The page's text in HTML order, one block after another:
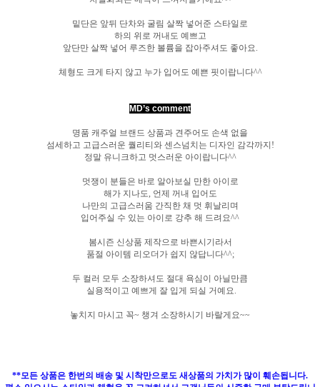
밑단은 앞뒤 단차와 굴림 살짝 넣어준 스타일로
하의 위로 꺼내도 예쁘고
앞단만 살짝 넣어 루즈한 볼륨을 잡아주셔도 좋아요.
체형도 크게 타지 않고 누가 입어도 예쁜 핏이랍니다^^
MD’s comment
명품 캐주얼 브랜드 상품과 견주어도 손색 없을
섬세하고 고급스러운 퀄리티와 센스넘치는 디자인 감각까지!
정말 유니크하고 멋스러운 아이랍니다^^
멋쟁이 분들은 바로 알아보실 만한 아이로
해가 지나도, 언제 꺼내 입어도
나만의 고급스러움 간직한 채 멋 휘날리며
입어주실 수 있는 아이로 강추 해 드려요^^
봄시즌 신상품 제작으로 바쁜시기라서
품절 아이템 리오더가 쉽지 않답니다^^;
두 컬러 모두 소장하셔도 절대 욕심이 아닐만큼
실용적이고 예쁘게 잘 입게 되실 거예요.
놓치지 마시고 꼭~ 챙겨 소장하시기 바랄게요~~
**모든 상품은 한번의 배송 및 시착만으로도 새상품의 가치가 많이 훼손됩니다.